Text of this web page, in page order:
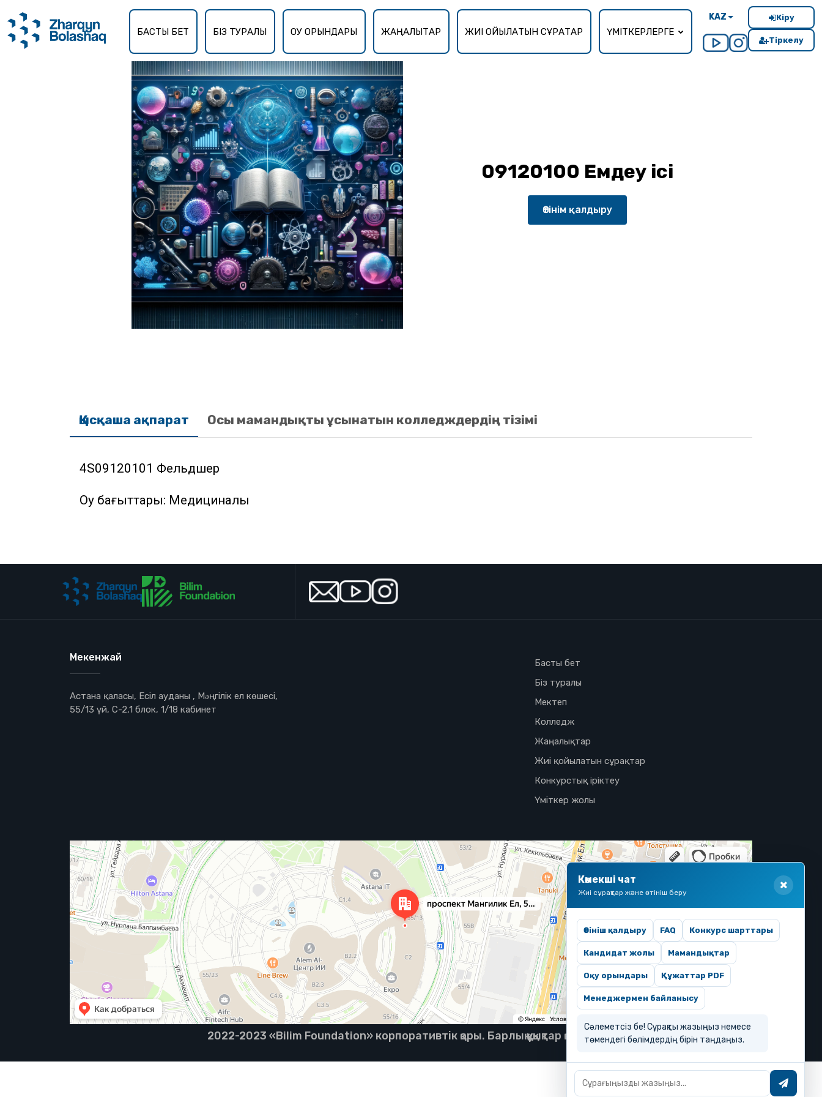
KAZ Кіру
Тіркелу
БАСТЫ БЕТ БІЗ ТУРАЛЫ ОҚУ ОРЫНДАРЫ ЖАҢАЛЫҚТАР ЖИІ ҚОЙЫЛАТЫН СҰРАҚТАР ҮМІТКЕРЛЕРГЕ
09120100 Емдеу ісі
Өтінім қалдыру
Қысқаша ақпарат Осы мамандықты ұсынатын колледждердің тізімі
4S09120101 Фельдшер
Оқу бағыттары: Медициналық
Мекенжай
Астана қаласы, Есіл ауданы , Мəңгілік ел көшесі,
55/13 үй, С-2,1 блок, 1/18 кабинет
Басты бет
Біз туралы
Мектеп
Колледж
Жаңалықтар
Жиі қойылатын сұрақтар
Конкурстық іріктеу
Үміткер жолы
2022-2023 «Bilim Foundation» корпоративтік қоры. Барлық құқықтар қорғалған
Көмекші чат
Жиі сұрақтар және өтініш беру
Өтініш қалдыру FAQ Конкурс шарттары
Кандидат жолы Мамандықтар
Оқу орындары Құжаттар PDF
Менеджермен байланысу
Сәлеметсіз бе! Сұрақты жазыңыз немесе
төмендегі бөлімдердің бірін таңдаңыз.